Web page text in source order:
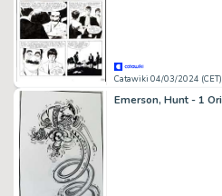
Catawiki 04/03/2024 (CET)